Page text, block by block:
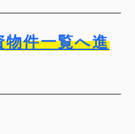
物件一覧へ進